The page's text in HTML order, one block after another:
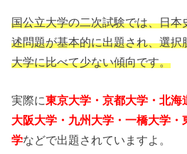
国公立大学の二次試験では、日本
述問題が基本的に出題され、選択
大学に比べて少ない傾向です。
実際に東京大学・京都大学・北海
大阪大学・九州大学・一橋大学・
学などで出題されていますよ。